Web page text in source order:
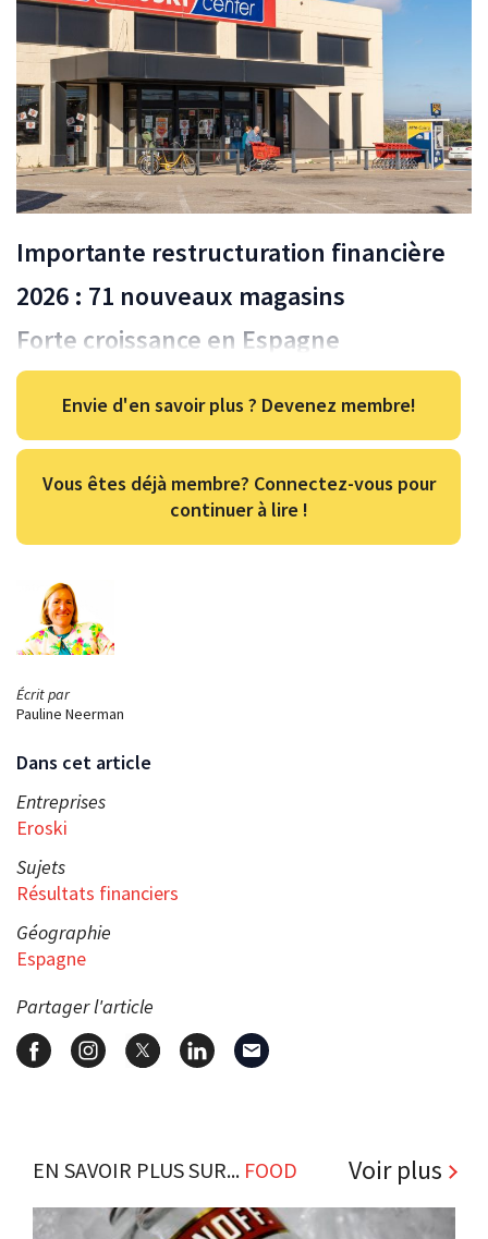
Écrit par
Pauline Neerman
Dans cet article
Entreprises
Eroski
Sujets
Résultats financiers
Géographie
Espagne
Partager l'article
Importante restructuration financière
2026 : 71 nouveaux magasins
Forte croissance en Espagne
Envie d'en savoir plus ? Devenez membre!
Vous êtes déjà membre? Connectez-vous pour
continuer à lire !
EN SAVOIR PLUS SUR... FOOD Voir plus